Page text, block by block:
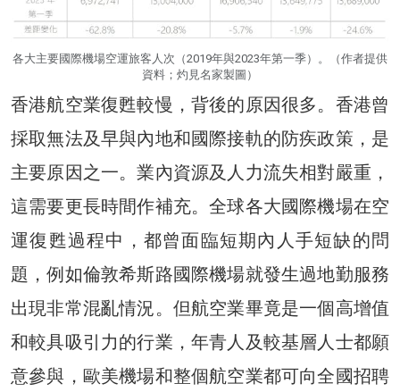
各大主要國際機場空運旅客人次（2019年與2023年第一季）。（作者提供
資料；灼見名家製圖）
香港航空業復甦較慢，背後的原因很多。香港曾
採取無法及早與內地和國際接軌的防疾政策，是
主要原因之一。業內資源及人力流失相對嚴重，
這需要更長時間作補充。全球各大國際機場在空
運復甦過程中，都曾面臨短期內人手短缺的問
題，例如倫敦希斯路國際機場就發生過地勤服務
出現非常混亂情況。但航空業畢竟是一個高增值
和較具吸引力的行業，年青人及較基層人士都願
意參與，歐美機場和整個航空業都可向全國招聘